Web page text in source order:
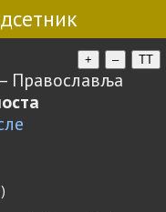
+ – TT
Православља